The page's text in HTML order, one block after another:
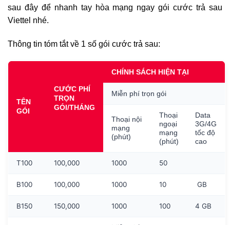
sau đây để nhanh tay hòa mạng ngay gói cước trả sau
Viettel nhé.
Thông tin tóm tắt về 1 số gói cước trả sau:
TÊN
GÓI
CƯỚC PHÍ
TRỌN
GÓI/THÁNG
CHÍNH SÁCH HIỆN TẠI
Miễn phí trọn gói
Thoại nội
mạng
(phút)
Thoại
ngoại
mạng
(phút)
Data
3G/4G
tốc độ
cao
T100 100,000 1000 50
B100 100,000 1000 10 GB
B150 150,000 1000 100 4 GB